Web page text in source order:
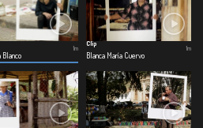
Blanco
1m
Clip
Blanca María Cuervo
1m